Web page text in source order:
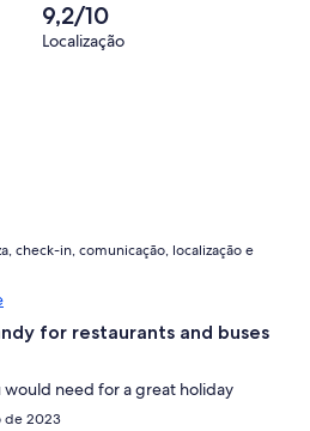
9,2/10
Localização
check-in, comunicação, localização e
for restaurants and buses
need for a great holiday
de 2023